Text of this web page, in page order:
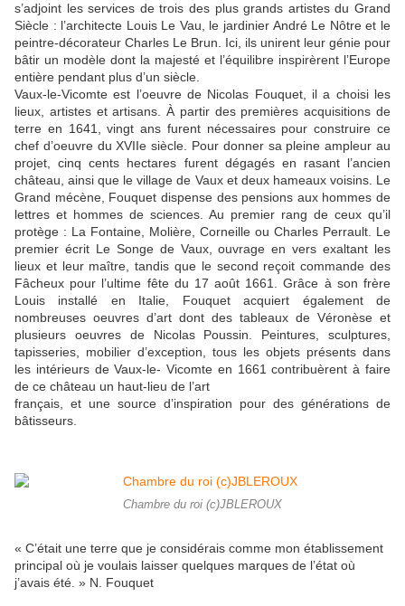
s’adjoint les services de trois des plus grands artistes du Grand
Siècle : l’architecte Louis Le Vau, le jardinier André Le Nôtre et le
peintre-décorateur Charles Le Brun. Ici, ils unirent leur génie pour
bâtir un modèle dont la majesté et l’équilibre inspirèrent l’Europe
entière pendant plus d’un siècle.
Vaux-le-Vicomte est l’oeuvre de Nicolas Fouquet, il a choisi les
lieux, artistes et artisans. À partir des premières acquisitions de
terre en 1641, vingt ans furent nécessaires pour construire ce
chef d’oeuvre du XVIIe siècle. Pour donner sa pleine ampleur au
projet, cinq cents hectares furent dégagés en rasant l’ancien
château, ainsi que le village de Vaux et deux hameaux voisins. Le
Grand mécène, Fouquet dispense des pensions aux hommes de
lettres et hommes de sciences. Au premier rang de ceux qu’il
protège : La Fontaine, Molière, Corneille ou Charles Perrault. Le
premier écrit Le Songe de Vaux, ouvrage en vers exaltant les
lieux et leur maître, tandis que le second reçoit commande des
Fâcheux pour l’ultime fête du 17 août 1661. Grâce à son frère
Louis installé en Italie, Fouquet acquiert également de
nombreuses oeuvres d’art dont des tableaux de Véronèse et
plusieurs oeuvres de Nicolas Poussin. Peintures, sculptures,
tapisseries, mobilier d’exception, tous les objets présents dans
les intérieurs de Vaux-le- Vicomte en 1661 contribuèrent à faire
de ce château un haut-lieu de l’art
français, et une source d’inspiration pour des générations de
bâtisseurs.
Chambre du roi (c)JBLEROUX
« C’était une terre que je considérais comme mon établissement
principal où je voulais laisser quelques marques de l’état où
j’avais été. » N. Fouquet